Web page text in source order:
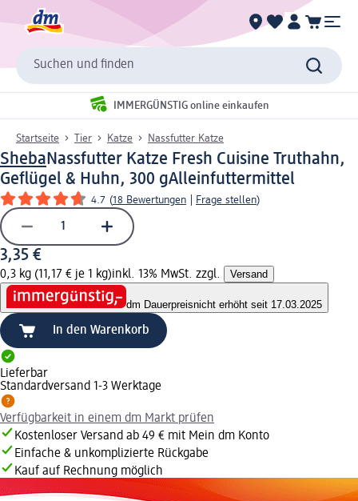
Suchen und finden
IMMERGÜNSTIG online einkaufen
Startseite Tier Katze Nassfutter Katze
ShebaNassfutter Katze Fresh Cuisine Truthahn,
Geflügel & Huhn, 300 gAlleinfuttermittel
4.7 (18 Bewertungen Frage stellen)
3,35 €
0,3 kg (11,17 € je 1 kg)inkl. 13% MwSt. zzgl. Versand
dm Dauerpreisnicht erhöht seit 17.03.2025
In den Warenkorb
Lieferbar
Standardversand 1-3 Werktage
Verfügbarkeit in einem dm Markt prüfen
Kostenloser Versand ab 49 € mit Mein dm Konto
Einfache & unkomplizierte Rückgabe
Kauf auf Rechnung möglich